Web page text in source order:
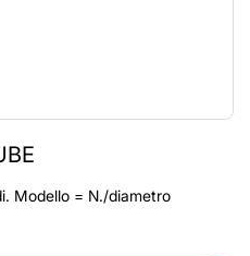
Modello = N./diametro